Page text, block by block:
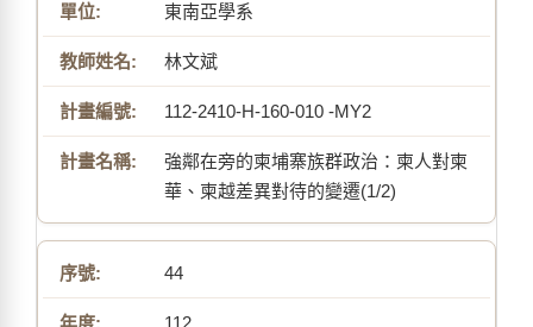
東南亞學系
林文斌
112-2410-H-160-010 -MY2
強鄰在旁的柬埔寨族群政治：柬人對柬
華、柬越差異對待的變遷(1/2)
44
112